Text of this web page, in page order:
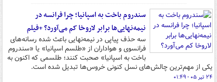
سندروم باخت به اسپانیا؛ چرا فرانسه در
نیمه‌نهایی‌ها برابر لاروخا کم می‌آورد؟ +فیلم
سه حذف پیاپی در نیمه‌نهایی باعث شده رسانه‌های
فرانسوی و هواداران از «طلسم اسپانیا» یا «سندروم
باخت به اسپانیا» صحبت کنند؛ طلسمی که اکنون به
یکی از مهم‌ترین چالش‌های نسل کنونی خروس‌ها تبدیل شده است.
۲۴ تیر ۰۵ - ۰۱:۴۹